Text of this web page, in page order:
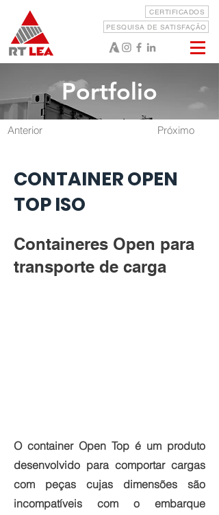
CERTIFICADOS
PESQUISA DE SATISFAÇÃO
Portfolio
Anterior Próximo
CONTAINER OPEN
TOP ISO
Containeres Open para
transporte de carga
O container Open Top é um produto
desenvolvido para comportar cargas
com peças cujas dimensões são
incompatíveis com o embarque